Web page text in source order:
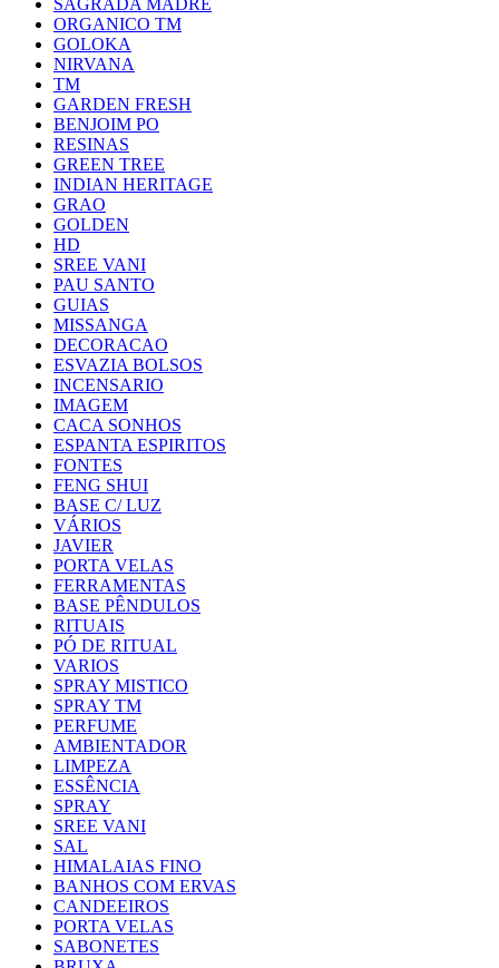
SAGRADA MADRE
ORGANICO TM
GOLOKA
NIRVANA
TM
GARDEN FRESH
BENJOIM PO
RESINAS
GREEN TREE
INDIAN HERITAGE
GRAO
GOLDEN
HD
SREE VANI
PAU SANTO
GUIAS
MISSANGA
DECORACAO
ESVAZIA BOLSOS
INCENSARIO
IMAGEM
CACA SONHOS
ESPANTA ESPIRITOS
FONTES
FENG SHUI
BASE C/ LUZ
VÁRIOS
JAVIER
PORTA VELAS
FERRAMENTAS
BASE PÊNDULOS
RITUAIS
PÓ DE RITUAL
VARIOS
SPRAY MISTICO
SPRAY TM
PERFUME
AMBIENTADOR
LIMPEZA
ESSÊNCIA
SPRAY
SREE VANI
SAL
HIMALAIAS FINO
BANHOS COM ERVAS
CANDEEIROS
PORTA VELAS
SABONETES